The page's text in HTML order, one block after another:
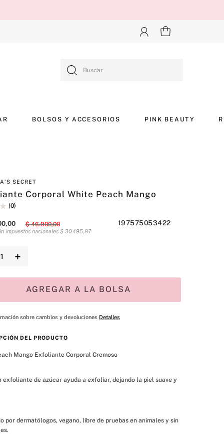
BOLSOS Y ACCESORIOS PINK BEAUTY
SECRET
Corporal White Peach Mango
(0)
,00 $ 46.900,00 197575053422
impuestos nacionales $ 30.495,87
＋
AGREGAR A LA BOLSA
sobre cambios y devoluciones Detalles
DEL PRODUCTO
Mango Exfoliante Corporal Cremoso
exfoliante de azúcar ayuda a exfoliar, dejando la piel suave y
por dermatólogos, vegano, libre de pruebas en animales y sin